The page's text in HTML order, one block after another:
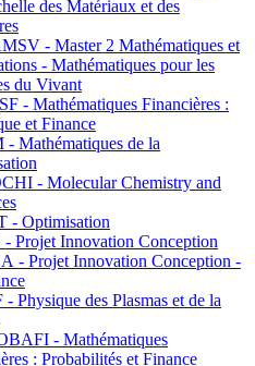
des Matériaux et des
- Master 2 Mathématiques et
- Mathématiques pour les
du Vivant
- Mathématiques Financières :
et Finance
Mathématiques de la
- Molecular Chemistry and
- Optimisation
Projet Innovation Conception
- Projet Innovation Conception -
- Physique des Plasmas et de la
- Mathématiques
: Probabilités et Finance